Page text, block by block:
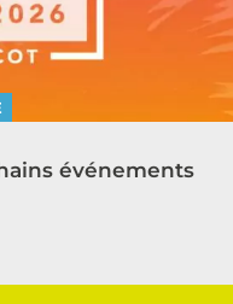
événements